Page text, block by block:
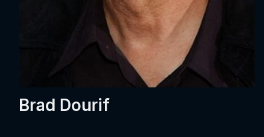
Brad Dourif